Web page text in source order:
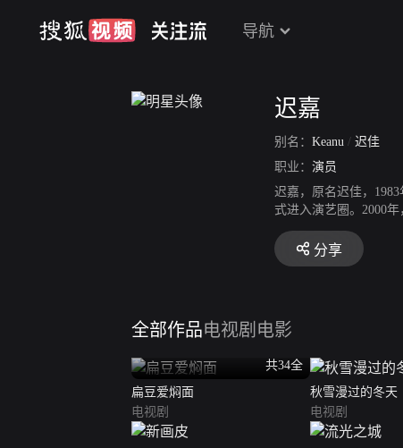
导航
迟嘉
别名： Keanu / 迟佳
职业： 演员
迟嘉，原名迟佳，
式进入演艺圈。2000
年，凭借电影《爱情
年代情感剧《天涯咫尺
演爱情悬疑剧《我叫
分享
全部作品电视剧 电影
共34全
扁豆爱焖面
电视剧
秋雪漫过的冬天
电视剧